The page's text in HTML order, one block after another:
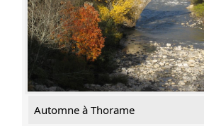
Automne à Thorame